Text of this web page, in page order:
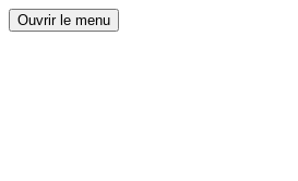
Ouvrir le menu